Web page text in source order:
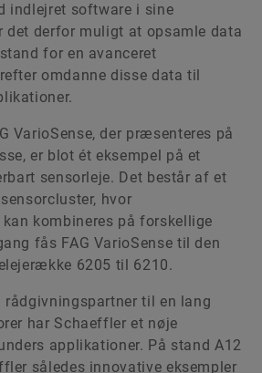
indlejret software i sine
det derfor muligt at opsamle data
for en avanceret
omdanne disse data til
VarioSense, der præsenteres på
er blot ét eksempel på et
sensorleje. Det består af et
hvor
kan kombineres på forskellige
fås FAG VarioSense til den
6205 til 6210.
rådgivningspartner til en lang
har Schaeffler et nøje
applikationer. På stand A12
således innovative eksempler